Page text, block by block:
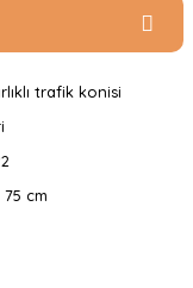
trafik konisi
75 cm